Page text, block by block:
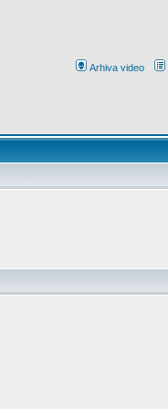
Arhiva video